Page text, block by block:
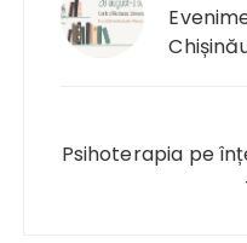
articole
Psihoterapia pe